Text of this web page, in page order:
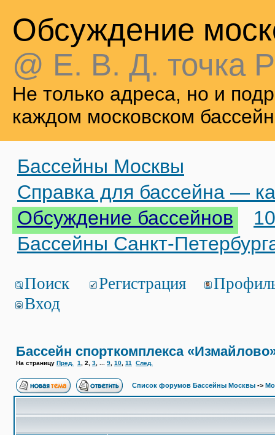
Обсуждение
@ Е. В. Д. точка
Не только адреса, но и
каждом московском
Бассейны Москвы
Справка для бассейна —
Обсуждение бассейнов
Бассейны Санкт-
Поиск Регистрация
Вход
Бассейн спорткомплекса
На страницу Пред. 1 2 3 9 10 11 След.
Список форумов Бассейны Москвы ->